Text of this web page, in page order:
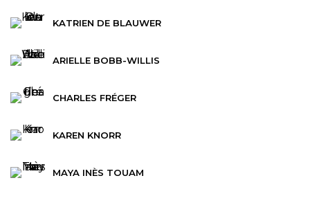
KATRIEN DE BLAUWER
ARIELLE BOBB-WILLIS
CHARLES FRÉGER
KAREN KNORR
MAYA INÈS TOUAM